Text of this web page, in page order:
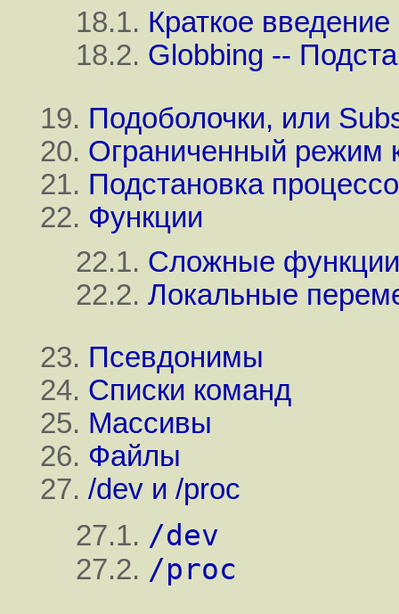
18.1. Краткое
18.2. Globbing --
19. Подоболочки, или
20. Ограниченный режим
21. Подстановка
22. Функции
22.1. Сложные
22.2. Локальные
23. Псевдонимы
24. Списки команд
25. Массивы
26. Файлы
27. /dev и /proc
27.1. /dev
27.2. /proc